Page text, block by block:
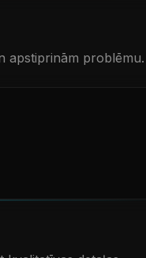
apstiprinām problēmu.